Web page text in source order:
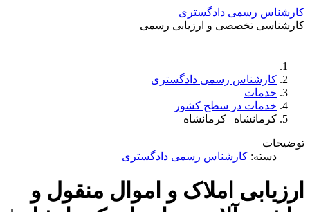
کارشناس رسمی دادگستری
کارشناسی تخصصی و ارزیابی رسمی
کارشناس رسمی دادگستری
خدمات
خدمات در سطح کشور
کرمانشاه | کرمانشاه
توضیحات
دسته: کارشناس رسمی دادگستری
ارزیابی املاک و اموال منقول و